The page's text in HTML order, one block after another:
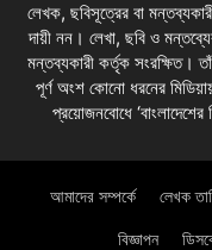
লেখক, ছবিসূত্রের বা
দায়ী নন। লেখা, ছবি ও
মন্তব্যকারী কর্তৃক সংরক্ষিত।
পূর্ণ অংশ কোনো ধরনের
প্রয়োজনবোধে ‘বাংলাদেশের
আমাদের সম্পর্কে লেখক
বিজ্ঞাপন